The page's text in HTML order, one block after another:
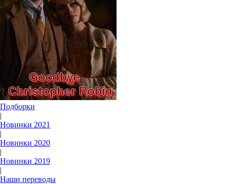
Подборки
|
Новинки 2021
|
Новинки 2020
|
Новинки 2019
|
Наши переводы